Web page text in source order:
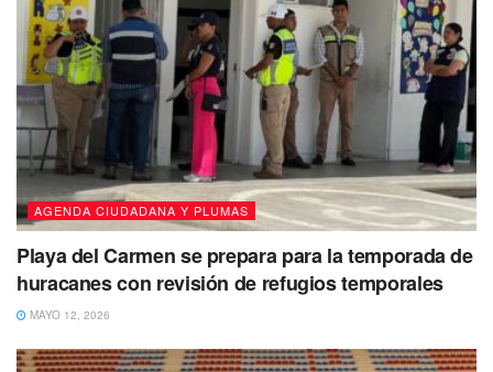
aparecen las lesiones en la piel.
¿Cuál es el tratamiento?
El protocolo para su tratamiento se enfoca en aliviar los
síntomas del cuadro de malestar general, con la toma de
antiinflamatorios para los dolores de cabeza y paracetamol
en el caso de presentar fiebre.
AGENDA CIUDADANA Y PLUMAS
Playa del Carmen se prepara para la temporada de
huracanes con revisión de refugios temporales
MAYO 12, 2026